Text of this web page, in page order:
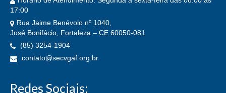
17:00
Rua Jaime Benévolo nº 1040,
José Bonifácio, Fortaleza – CE 60050-081
(85) 3254-1904
contato@secvgaf.org.br
Redes Sociais: